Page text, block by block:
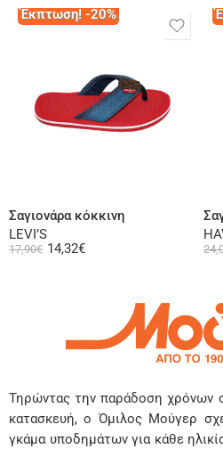
Έκπτωση! -20%
Σαγιονάρα κόκκινη
LEVI’S
17,90€ 14,32€
Τηρώντας την παράδοση χρόνων
κατασκευή, ο Όμιλος Μούγερ
γκάμα υποδημάτων για κάθε